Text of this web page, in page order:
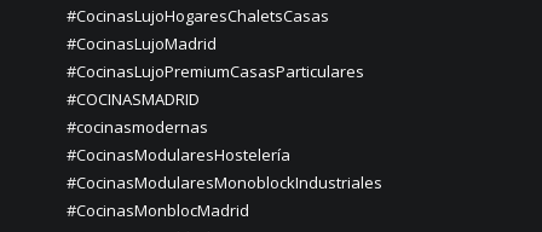
#CocinasLujoHogaresChaletsCasas
#CocinasLujoMadrid
#CocinasLujoPremiumCasasParticulares
#COCINASMADRID
#cocinasmodernas
#CocinasModularesHostelería
#CocinasModularesMonoblockIndustriales
#CocinasMonblocMadrid